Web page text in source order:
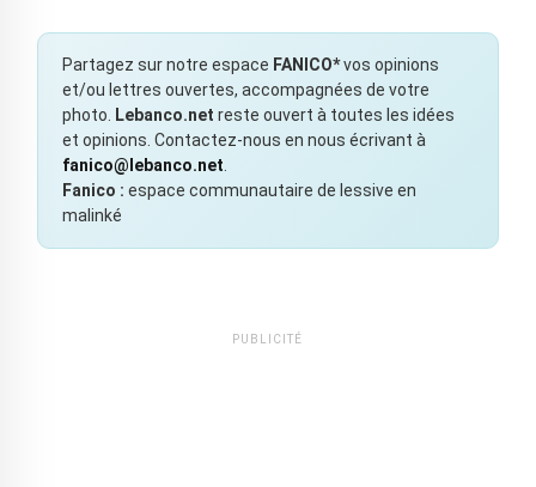
Partagez sur notre espace FANICO*vos opinions
et/ou lettres ouvertes, accompagnées de votre
photo.
Lebanco.net reste ouvert à toutes les idées
et opinions. Contactez-nous en nous écrivant à
fanico@lebanco.net
Fanico : espace communautaire de lessive en
malinké
PUBLICITÉ